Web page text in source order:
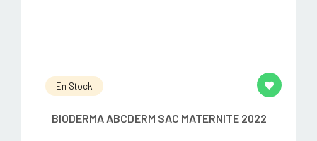
En Stock
BIODERMA ABCDERM SAC MATERNITE 2022